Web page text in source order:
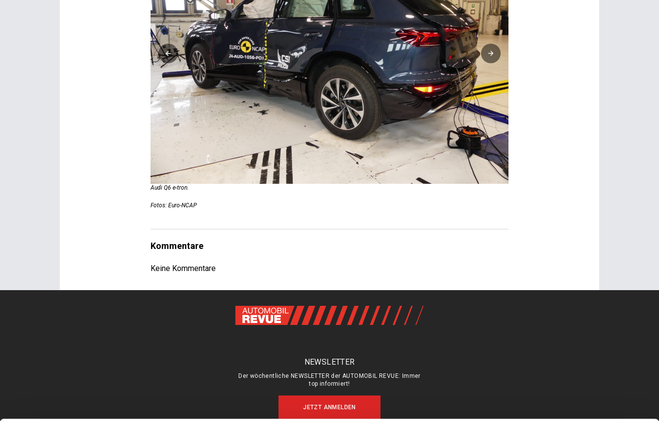
Audi Q6 e-tron.
Fotos: Euro-NCAP
Kommentare
Keine Kommentare
NEWSLETTER
Der wöchentliche NEWSLETTER der AUTOMOBIL REVUE: Immer
top informiert!
JETZT ANMELDEN